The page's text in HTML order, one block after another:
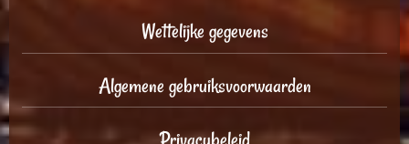
Wettelijke gegevens
Algemene gebruiksvoorwaarden